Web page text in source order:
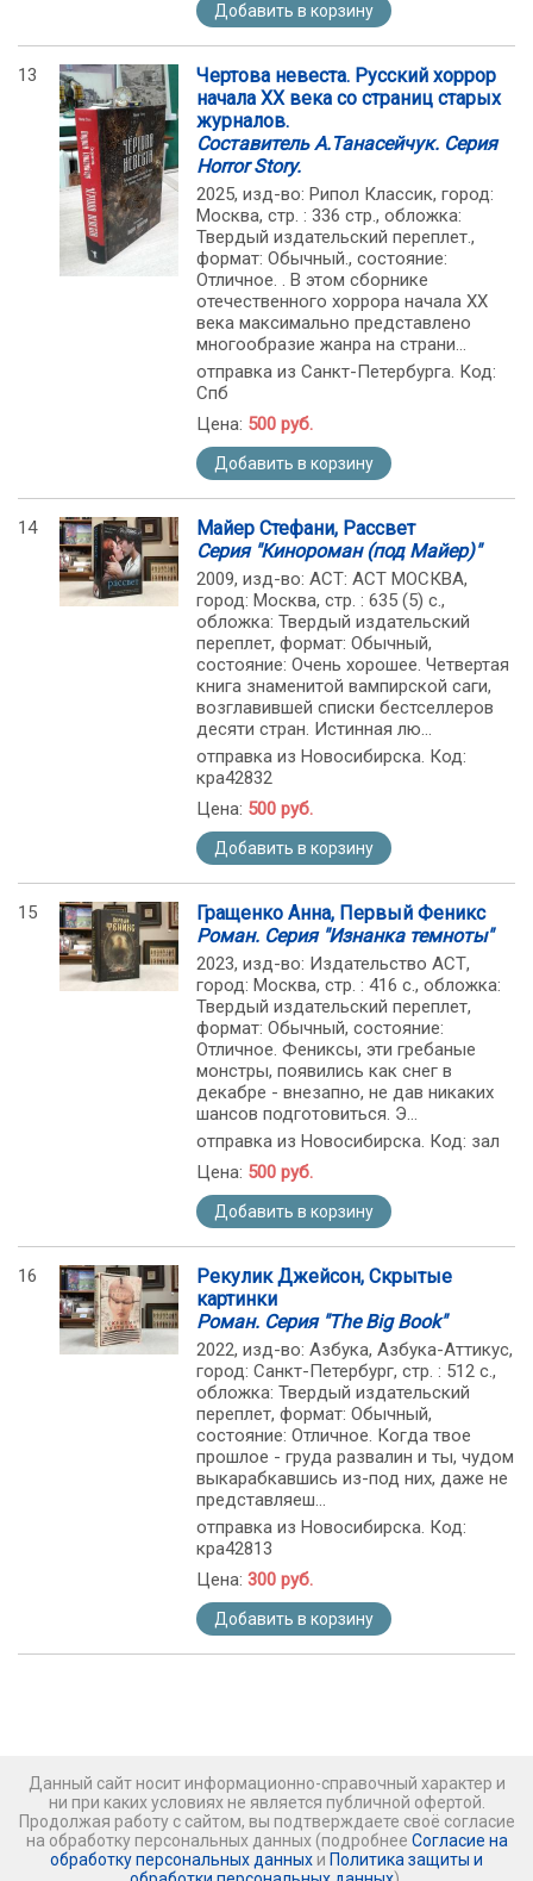
Добавить в корзину
13
Чертова невеста. Русский хоррор
начала ХХ века со страниц старых
журналов.
Составитель А.Танасейчук. Серия
Horror Story.
2025, изд-во: Рипол Классик, город:
Москва, стр. : 336 стр., обложка:
Твердый издательский переплет.,
формат: Обычный., состояние:
Отличное. . В этом сборнике
отечественного хоррора начала ХХ
века максимально представлено
многообразие жанра на страни...
отправка из Санкт-Петербурга. Код:
Спб
Цена: 500 руб.
Добавить в корзину
14
Майер Стефани, Рассвет
Серия "Кинороман (под Майер)"
2009, изд-во: АСТ: АСТ МОСКВА,
город: Москва, стр. : 635 (5) с.,
обложка: Твердый издательский
переплет, формат: Обычный,
состояние: Очень хорошее. Четвертая
книга знаменитой вампирской саги,
возглавившей списки бестселлеров
десяти стран. Истинная лю...
отправка из Новосибирска. Код:
кра42832
Цена: 500 руб.
Добавить в корзину
15
Гращенко Анна, Первый Феникс
Роман. Серия "Изнанка темноты"
2023, изд-во: Издательство АСТ,
город: Москва, стр. : 416 с., обложка:
Твердый издательский переплет,
формат: Обычный, состояние:
Отличное. Фениксы, эти гребаные
монстры, появились как снег в
декабре - внезапно, не дав никаких
шансов подготовиться. Э...
отправка из Новосибирска. Код: зал
Цена: 500 руб.
Добавить в корзину
16
Рекулик Джейсон, Скрытые
картинки
Роман. Серия "The Big Book"
2022, изд-во: Азбука, Азбука-Аттикус,
город: Санкт-Петербург, стр. : 512 с.,
обложка: Твердый издательский
переплет, формат: Обычный,
состояние: Отличное. Когда твое
прошлое - груда развалин и ты, чудом
выкарабкавшись из-под них, даже не
представляеш...
отправка из Новосибирска. Код:
кра42813
Цена: 300 руб.
Добавить в корзину
Данный сайт носит информационно-справочный характер и
ни при каких условиях не является публичной офертой.
Продолжая работу с сайтом, вы подтверждаете своё согласие
на обработку персональных данных (подробнее Согласие на
обработку персональных данных и Политика защиты и